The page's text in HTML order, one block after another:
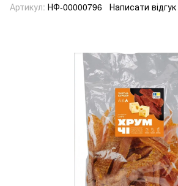
Артикул: НФ-00000796 Написати відгук